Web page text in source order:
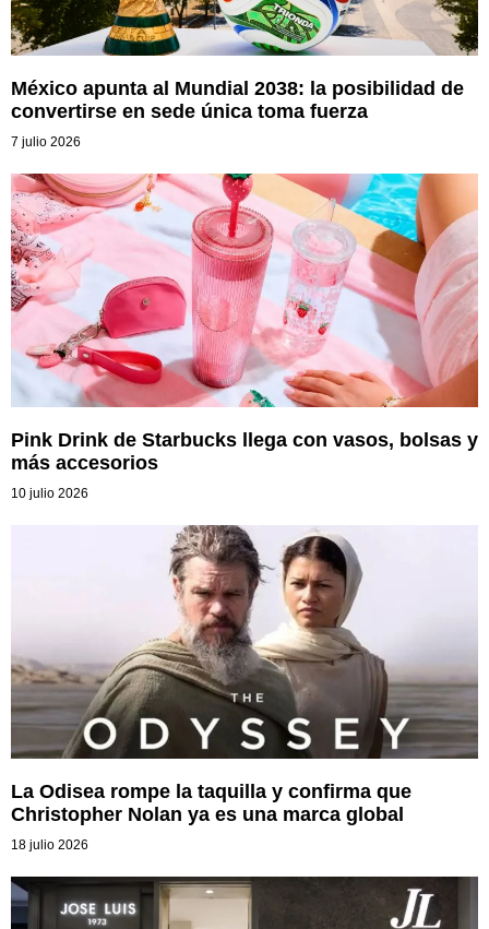
México apunta al Mundial 2038: la posibilidad de
convertirse en sede única toma fuerza
7 julio 2026
Pink Drink de Starbucks llega con vasos, bolsas y
más accesorios
10 julio 2026
La Odisea rompe la taquilla y confirma que
Christopher Nolan ya es una marca global
18 julio 2026